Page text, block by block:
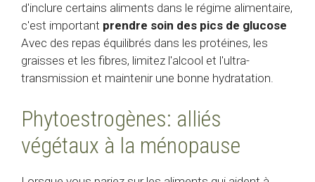
d'inclure certains aliments dans le régime alimentaire,
c'est important prendre soin des pics de glucose
Avec des repas équilibrés dans les protéines, les
graisses et les fibres, limitez l'alcool et l'ultra-
transmission et maintenir une bonne hydratation.
Phytoestrogènes: alliés
végétaux à la ménopause